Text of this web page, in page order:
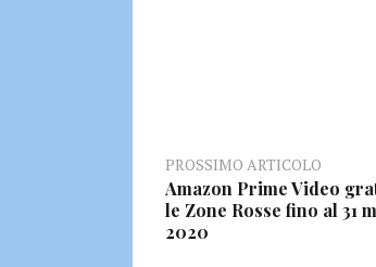
PROSSIMO ARTICOLO
Amazon Prime Video
le Zone Rosse fino al 31
2020